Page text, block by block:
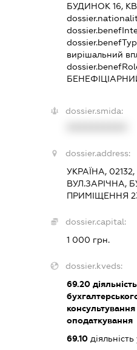
БУДИНОК 16,
вирішальний
dossier.smida:
dossier.address:
УКРАЇНА,
ВУЛ.ЗАРІЧНА,
ПРИМІЩЕННЯ
dossier.capital:
1 000 грн.
dossier.kveds:
69.20
оподаткування
69.10